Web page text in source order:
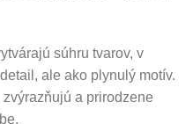
súhru tvarov, v
ale ako plynulý motív.
a prirodzene